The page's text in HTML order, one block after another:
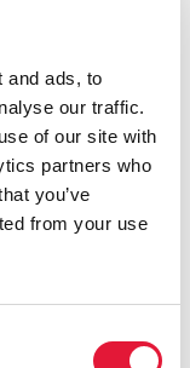
and ads, to
our traffic.
of our site with
partners who
you’ve
from your use
pour
et